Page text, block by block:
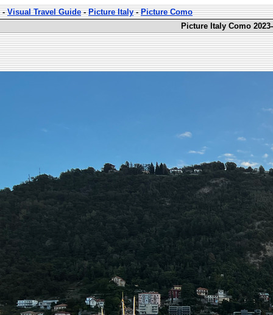
-Visual Travel Guide-Picture Italy-Picture Como
Picture Italy Como